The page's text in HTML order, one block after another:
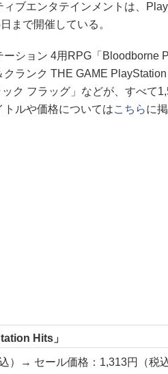
ブエンタテインメントは、
まで開催している。
ション 4用RPG「Bloodborne
クランク THE GAME
ク フラッグ」などが、すべて
トルや価格についてはこちらに
Hits」
）→ セール価格：1,313円（税込